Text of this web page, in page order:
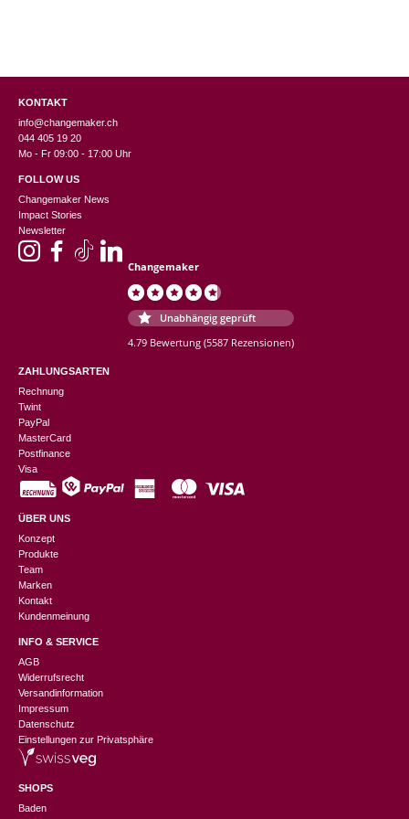
KONTAKT
info@changemaker.ch
044 405 19 20
Mo - Fr 09:00 - 17:00 Uhr
FOLLOW US
Changemaker News
Impact Stories
Newsletter
Changemaker
Unabhängig geprüft
4.79 Bewertung (5587 Rezensionen)
ZAHLUNGSARTEN
Rechnung
Twint
PayPal
MasterCard
Postfinance
Visa
ÜBER UNS
Konzept
Produkte
Team
Marken
Kontakt
Kundenmeinung
INFO & SERVICE
AGB
Widerrufsrecht
Versandinformation
Impressum
Datenschutz
Einstellungen zur Privatsphäre
SHOPS
Baden